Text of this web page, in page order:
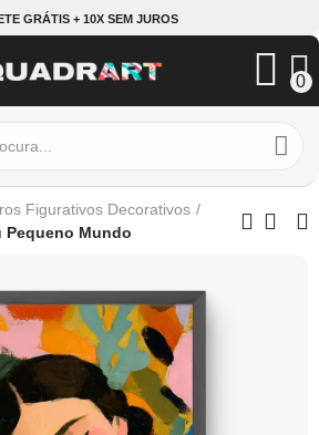
GRÁTIS + 10X SEM JUROS
0
Figurativos Decorativos
Pequeno Mundo